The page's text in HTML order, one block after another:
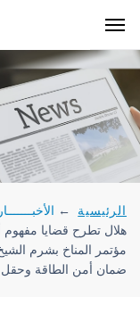
الرئيسية ← الأخبـــــــار
هلال تطرح قضايا مفهوم
ضمان أمن الطاقة وحقل